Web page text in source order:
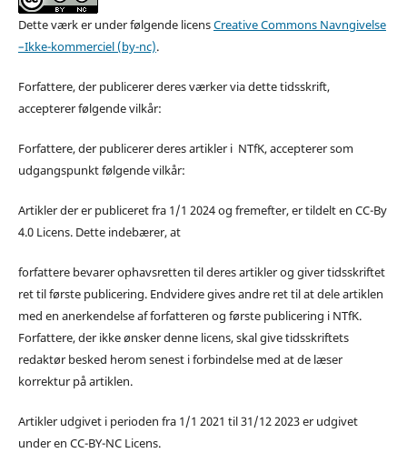
Dette værk er under følgende licensCreative Commons Navngivelse
–Ikke-kommerciel (by-nc).
Forfattere, der publicerer deres værker via dette tidsskrift,
accepterer følgende vilkår:
Forfattere, der publicerer deres artikler i NTfK, accepterer som
udgangspunkt følgende vilkår:
Artikler der er publiceret fra 1/1 2024 og fremefter, er tildelt en CC-By
4.0 Licens. Dette indebærer, at
forfattere bevarer ophavsretten til deres artikler og giver tidsskriftet
ret til første publicering. Endvidere gives andre ret til at dele artiklen
med en anerkendelse af forfatteren og første publicering i NTfK.
Forfattere, der ikke ønsker denne licens, skal give tidsskriftets
redaktør besked herom senest i forbindelse med at de læser
korrektur på artiklen.
Artikler udgivet i perioden fra 1/1 2021 til 31/12 2023 er udgivet
under en CC-BY-NC Licens.